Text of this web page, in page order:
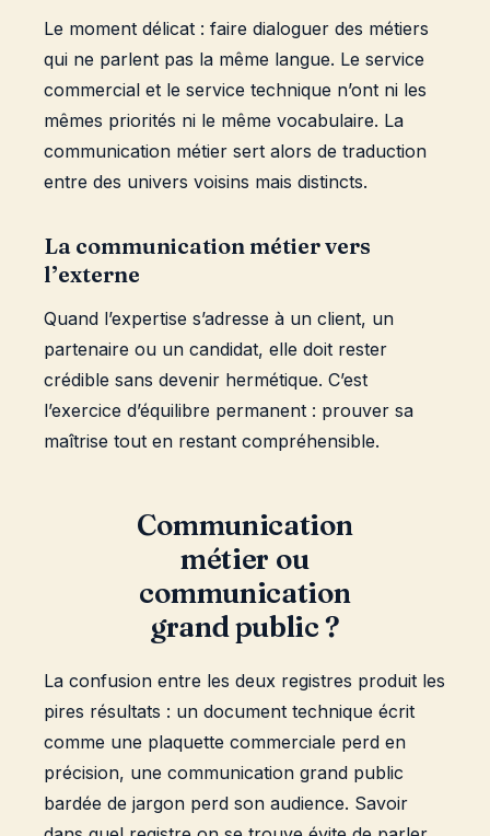
Le moment délicat : faire dialoguer des métiers
qui ne parlent pas la même langue. Le service
commercial et le service technique n’ont ni les
mêmes priorités ni le même vocabulaire. La
communication métier sert alors de traduction
entre des univers voisins mais distincts.
La communication métier vers
l’externe
Quand l’expertise s’adresse à un client, un
partenaire ou un candidat, elle doit rester
crédible sans devenir hermétique. C’est
l’exercice d’équilibre permanent : prouver sa
maîtrise tout en restant compréhensible.
Communication
métier ou
communication
grand public ?
La confusion entre les deux registres produit les
pires résultats : un document technique écrit
comme une plaquette commerciale perd en
précision, une communication grand public
bardée de jargon perd son audience. Savoir